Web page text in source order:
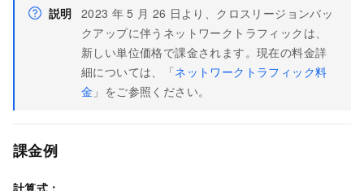
説明 2023 年 5 月 26 日より、クロスリージョンバッ
クアップに伴うネットワークトラフィックは、
新しい単位価格で課金されます。現在の料金詳
細については、「ネットワークトラフィック料
金 」をご参照ください。
課金例